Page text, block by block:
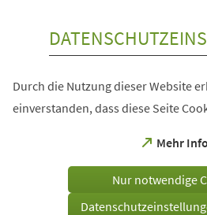
Durch die Nutzung dieser Website
einverstanden, dass diese Seite
Mehr
(Öffnet
einem
Tab)
Nur notwendige